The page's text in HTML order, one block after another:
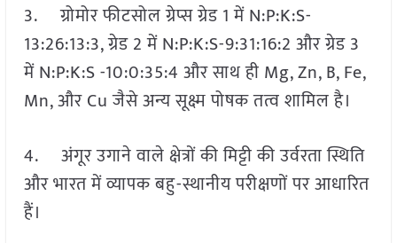
3. ग्रोमोर फीटसोल ग्रेप्स ग्रेड 1 में N:P:K:S-
13:26:13:3, ग्रेड 2 में N:P:K:S-9:31:16:2 और ग्रेड 3
में N:P:K:S -10:0:35:4 और साथ ही Mg, Zn, B, Fe,
Mn, और Cu जैसे अन्य सूक्ष्म पोषक तत्व शामिल है।
4. अंगूर उगाने वाले क्षेत्रों की मिट्टी की उर्वरता स्थिति
और भारत में व्यापक बहु-स्थानीय परीक्षणों पर आधारित
हैं।